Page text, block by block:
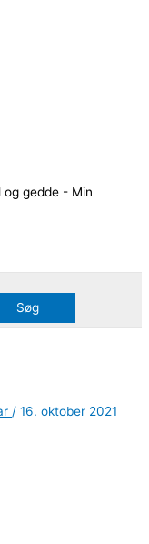
gedde - Min
Søg
/16. oktober 2021